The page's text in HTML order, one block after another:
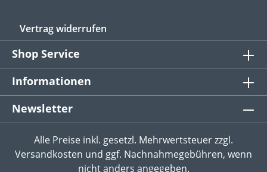
Vertrag widerrufen
Shop Service
Informationen
Newsletter
Alle Preise inkl. gesetzl. Mehrwertsteuer zzgl.
Versandkosten und ggf. Nachnahmegebühren, wenn
nicht anders angegeben.